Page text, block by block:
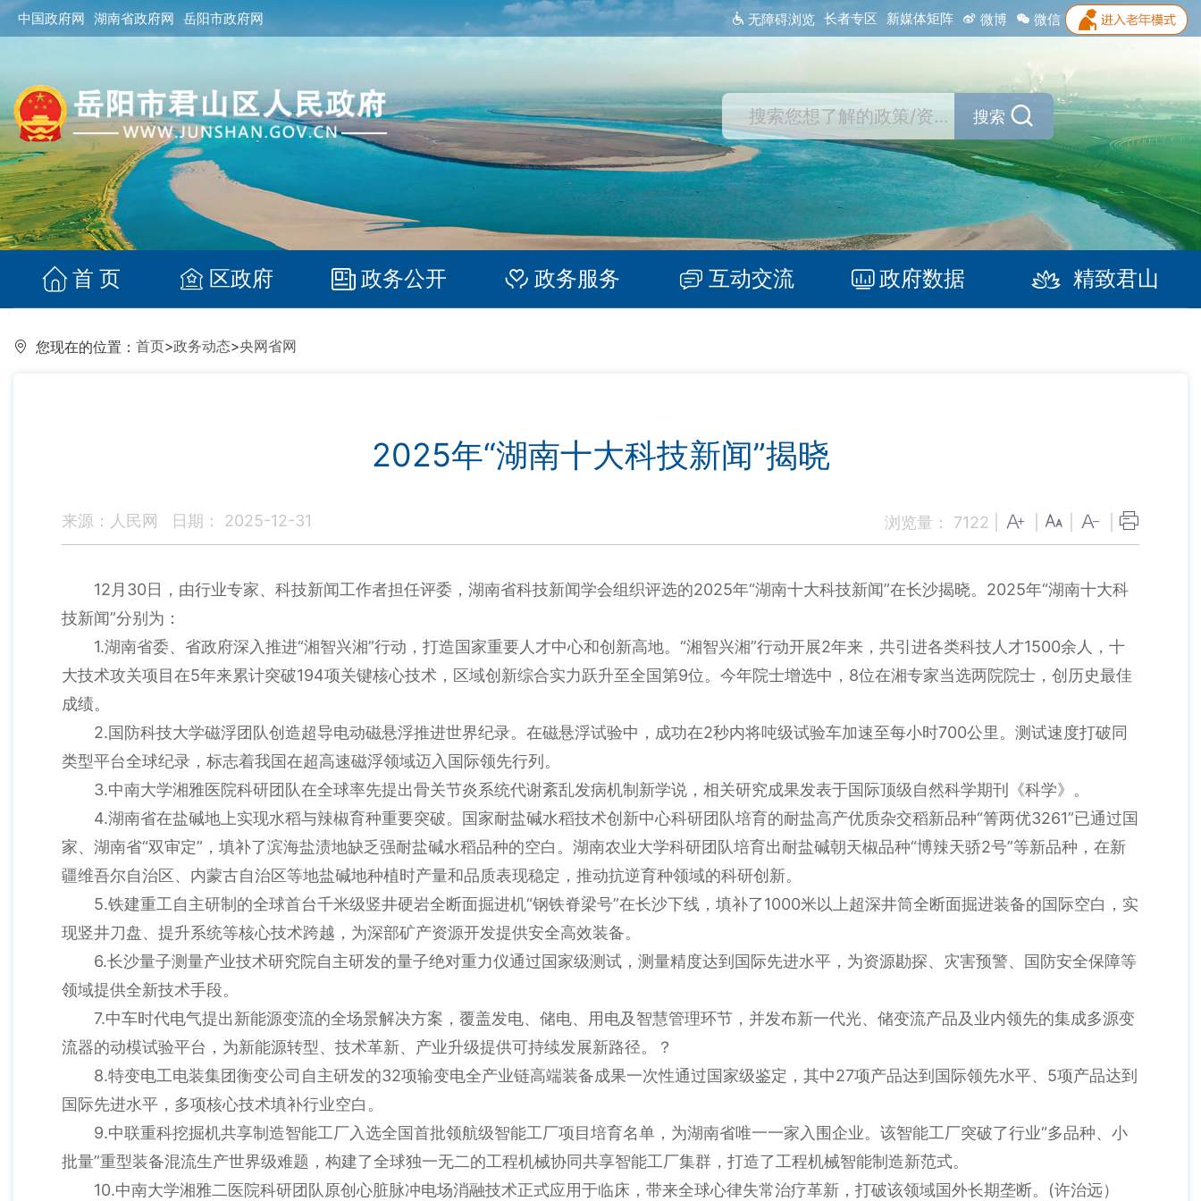
中国政府网 湖南省政府网 岳阳市政府网 无障碍浏览 长者专区 新媒体矩阵 微博 微信
搜索
首 页 区政府 政务公开 政务服务 互动交流 政府数据 精致君山
您现在的位置： 首页>政务动态>央网省网
2025年“湖南十大科技新闻”揭晓
来源：人民网 日期： 2025-12-31 浏览量： 7122
12月30日，由行业专家、科技新闻工作者担任评委，湖南省科技新闻学会组织评选的2025年“湖南十大科技新闻”在长沙揭晓。2025年“湖南十大科
技新闻”分别为：
1.湖南省委、省政府深入推进“湘智兴湘”行动，打造国家重要人才中心和创新高地。“湘智兴湘”行动开展2年来，共引进各类科技人才1500余人，十
大技术攻关项目在5年来累计突破194项关键核心技术，区域创新综合实力跃升至全国第9位。今年院士增选中，8位在湘专家当选两院院士，创历史最佳
成绩。
2.国防科技大学磁浮团队创造超导电动磁悬浮推进世界纪录。在磁悬浮试验中，成功在2秒内将吨级试验车加速至每小时700公里。测试速度打破同
类型平台全球纪录，标志着我国在超高速磁浮领域迈入国际领先行列。
3.中南大学湘雅医院科研团队在全球率先提出骨关节炎系统代谢紊乱发病机制新学说，相关研究成果发表于国际顶级自然科学期刊《科学》。
4.湖南省在盐碱地上实现水稻与辣椒育种重要突破。国家耐盐碱水稻技术创新中心科研团队培育的耐盐高产优质杂交稻新品种“箐两优3261”已通过国
家、湖南省“双审定”，填补了滨海盐渍地缺乏强耐盐碱水稻品种的空白。湖南农业大学科研团队培育出耐盐碱朝天椒品种“博辣天骄2号”等新品种，在新
疆维吾尔自治区、内蒙古自治区等地盐碱地种植时产量和品质表现稳定，推动抗逆育种领域的科研创新。
5.铁建重工自主研制的全球首台千米级竖井硬岩全断面掘进机“钢铁脊梁号”在长沙下线，填补了1000米以上超深井筒全断面掘进装备的国际空白，实
现竖井刀盘、提升系统等核心技术跨越，为深部矿产资源开发提供安全高效装备。
6.长沙量子测量产业技术研究院自主研发的量子绝对重力仪通过国家级测试，测量精度达到国际先进水平，为资源勘探、灾害预警、国防安全保障等
领域提供全新技术手段。
7.中车时代电气提出新能源变流的全场景解决方案，覆盖发电、储电、用电及智慧管理环节，并发布新一代光、储变流产品及业内领先的集成多源变
流器的动模试验平台，为新能源转型、技术革新、产业升级提供可持续发展新路径。？
8.特变电工电装集团衡变公司自主研发的32项输变电全产业链高端装备成果一次性通过国家级鉴定，其中27项产品达到国际领先水平、5项产品达到
国际先进水平，多项核心技术填补行业空白。
9.中联重科挖掘机共享制造智能工厂入选全国首批领航级智能工厂项目培育名单，为湖南省唯一一家入围企业。该智能工厂突破了行业“多品种、小
批量”重型装备混流生产世界级难题，构建了全球独一无二的工程机械协同共享智能工厂集群，打造了工程机械智能制造新范式。
10.中南大学湘雅二医院科研团队原创心脏脉冲电场消融技术正式应用于临床，带来全球心律失常治疗革新，打破该领域国外长期垄断。(许治远）